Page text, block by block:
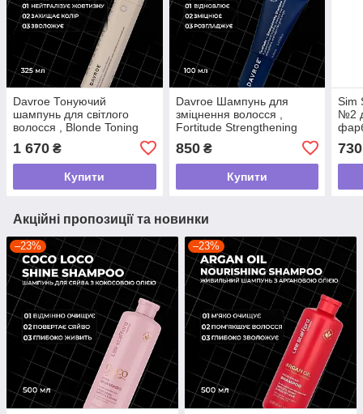
Davroe Тонуючий
шампунь для світлого
волосся , Blonde Toning
1 670 ₴
Купити
Davroe Шампунь для
зміцнення волосся ,
Fortitude Strengthening
850₴
Купити
Sim
№2
2
730
Акційні пропозиції та новинки
–23% –23%